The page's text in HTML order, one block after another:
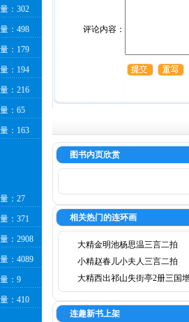
：302
：498
：179
：194
：216
：65
：163
：27
：371
：2908
：4089
：9
：410
评论内容：
图书内页欣赏
相关热门的连环画
大精金明池杨思温三言二拍
小精赵春儿小夫人三言二拍
大精西出祁山失街亭2册三国
连趣新书上架